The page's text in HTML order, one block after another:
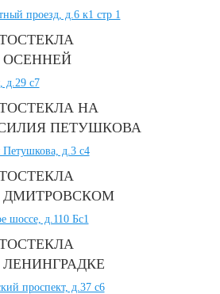
проезд, д.6 к1 стр 1
д.29 с7
НА
ПЕТУШКОВА
Петушкова, д.3 с4
ДМИТРОВСКОМ
шоссе, д.110 Бс1
проспект, д.37 c6